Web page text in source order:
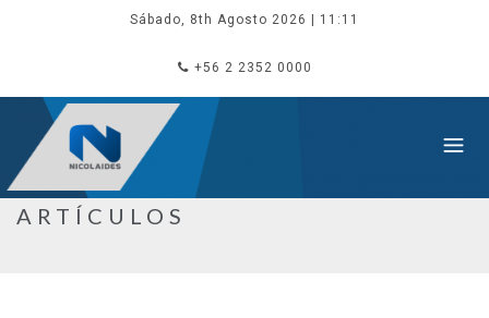
Sábado, 8th Agosto 2026 | 11:11
+56 2 2352 0000
ARTÍCULOS